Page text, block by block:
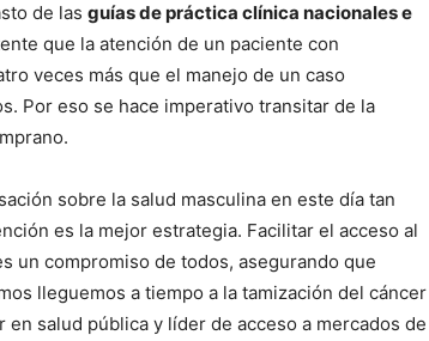
de las guías de práctica clínica nacionales e
que la atención de un paciente con
veces más que el manejo de un caso
Por eso se hace imperativo transitar de la
sobre la salud masculina en este día tan
es la mejor estrategia. Facilitar el acceso al
un compromiso de todos, asegurando que
lleguemos a tiempo a la tamización del cáncer
salud pública y líder de acceso a mercados de